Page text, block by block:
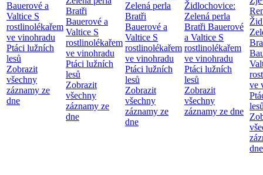
Bauerové a
Valtice S
rostlinolékařem
ve vinohradu
Ptáci lužních
lesů
Zobrazit
všechny
záznamy ze
dne
Bratři
Bauerové a
Valtice S
rostlinolékařem
ve vinohradu
Ptáci lužních
lesů
Zobrazit
všechny
záznamy ze
dne
Zelená perla
Bratři
Bauerové a
Valtice S
rostlinolékařem
ve vinohradu
Ptáci lužních
lesů
Zobrazit
všechny
záznamy ze
dne
Židlochovice:
Zelená perla
Bratři Bauerové
a Valtice S
rostlinolékařem
ve vinohradu
Ptáci lužních
lesů
Zobrazit
všechny
záznamy ze dne
ve
dne